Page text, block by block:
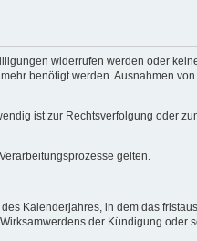
widerrufen werden oder
benötigt werden. Ausnahmen
ist zur Rechtsverfolgung oder
gelten.
Kalenderjahres, in dem das
der Kündigung oder